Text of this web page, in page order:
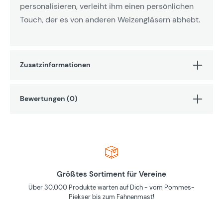
personalisieren, verleiht ihm einen persönlichen
Touch, der es von anderen Weizengläsern abhebt.
Zusatzinformationen
Bewertungen (0)
Größtes Sortiment für Vereine
Über 30,000 Produkte warten auf Dich - vom Pommes-
Piekser bis zum Fahnenmast!